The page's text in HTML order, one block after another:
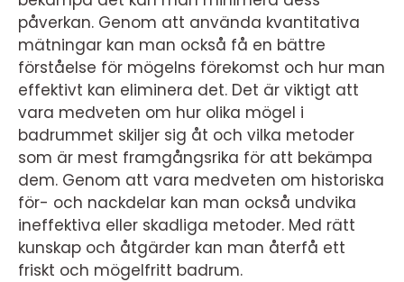
påverkan. Genom att använda kvantitativa
mätningar kan man också få en bättre
förståelse för mögelns förekomst och hur man
effektivt kan eliminera det. Det är viktigt att
vara medveten om hur olika mögel i
badrummet skiljer sig åt och vilka metoder
som är mest framgångsrika för att bekämpa
dem. Genom att vara medveten om historiska
för- och nackdelar kan man också undvika
ineffektiva eller skadliga metoder. Med rätt
kunskap och åtgärder kan man återfå ett
friskt och mögelfritt badrum.